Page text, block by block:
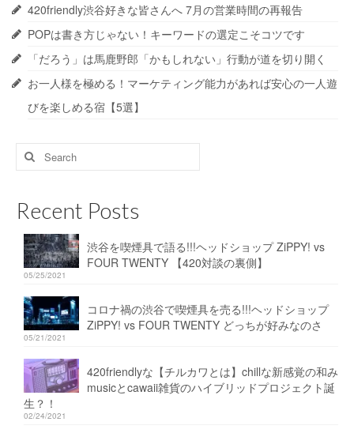
420friendly渋谷好きな皆さんへ 7月の営業時間の再報告
POPは書き方じゃない！キーワードの選定こそコツです
「だろう」は馬鹿野郎「かもしれない」行動が道を切り開く
お一人様を極める！マーケティング能力があれば安心の一人遊
びを楽しめる宿【5選】
Search
for:
Recent Posts
渋谷を喫煙具で語る!!!ヘッドショップ ZiPPY! vs
FOUR TWENTY 【420対談の裏側】
05/25/2021
コロナ禍の渋谷で喫煙具を売る!!!ヘッドショップ
ZiPPY! vs FOUR TWENTY どっちが好みなのさ
05/21/2021
420friendlyな【チルカワとは】chillな新感覚の和み
musicとcawaii雑貨のハイブリッドプロジェクト誕
生？！
02/24/2021